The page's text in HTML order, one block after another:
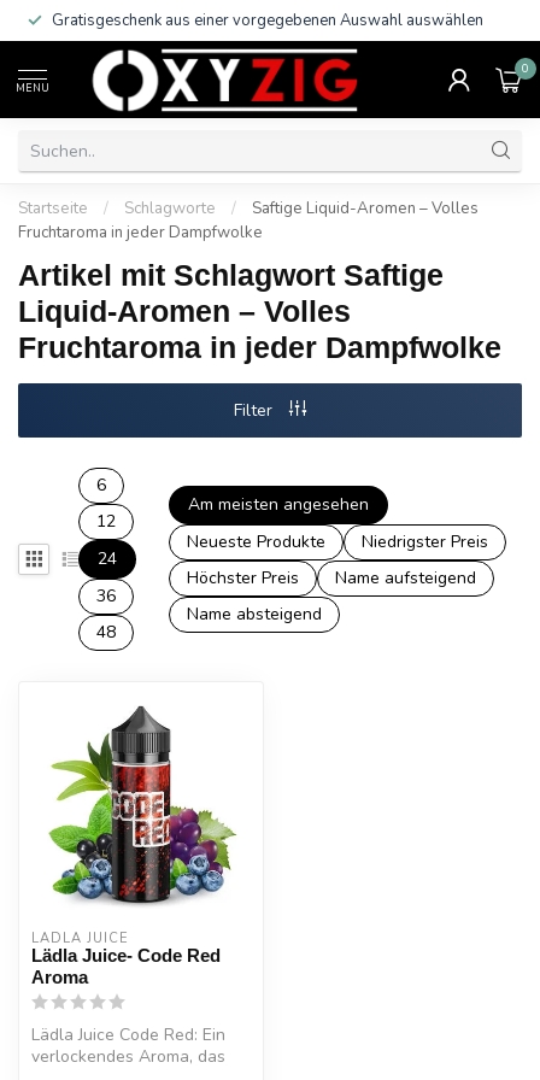
Gratisgeschenk aus einer vorgegebenen Auswahl auswählen
MENU
0
Startseite / Schlagworte /
Saftige Liquid-Aromen – Volles
Fruchtaroma in jeder Dampfwolke
Artikel mit Schlagwort Saftige
Liquid-Aromen – Volles
Fruchtaroma in jeder Dampfwolke
Filter
6
12
24
36
48
Am meisten angesehen
Neueste Produkte
Niedrigster Preis
Höchster Preis
Name aufsteigend
Name absteigend
LÄDLA JUICE
Lädla Juice- Code Red
Aroma
Lädla Juice Code Red: Ein
verlockendes Aroma, das